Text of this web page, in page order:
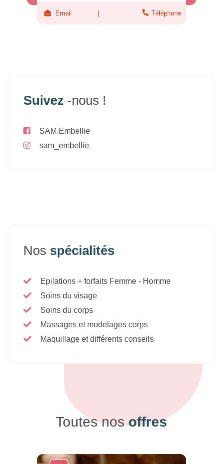
Email Téléphone
Suivez -nous !
SAM.Embellie
sam_embellie
Nos spécialités
Epilations + forfaits Femme - Homme
Soins du visage
Soins du corps
Massages et modelages corps
Maquillage et différents conseils
Toutes nosoffres